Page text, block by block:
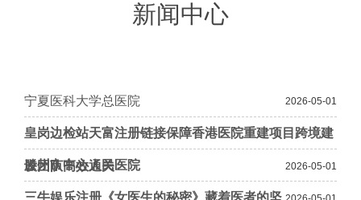
新闻中心
宁夏医科大学总医院 2026-05-01
皇岗边检站天富注册链接保障香港医院重建项目跨境建
设团队高效通关 2026-05-01
滕州市中心人民医院
三牛娱乐注册《女医生的秘密》藏着医者的坚